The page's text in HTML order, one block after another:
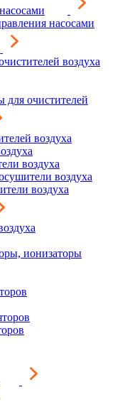
насосами
воздуха
для очистителей
воздуха
воздуха
воздуха
воздуха
ионизаторы